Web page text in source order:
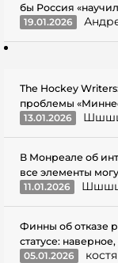
бы Россия
19.01.2026
The Hockey
проблемы
13.01.2026
В Монреале об
все элементы
11.01.2026
Финны об отказе
статусе:
05.01.2026